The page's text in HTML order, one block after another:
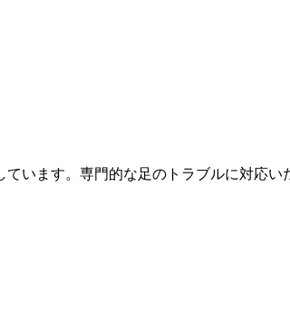
います。専門的な足のトラブルに対応い